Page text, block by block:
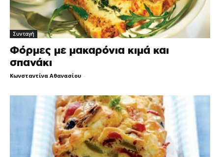
Συνταγή
Φόρμες με μακαρόνια κιμά και
σπανάκι
Κωνσταντίνα Αθανασίου -